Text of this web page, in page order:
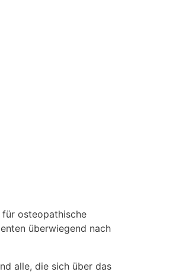
für osteopathische
überwiegend nach
alle, die sich über das